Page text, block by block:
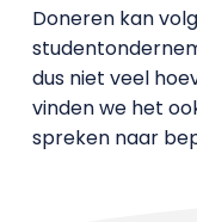
Doneren kan
dus niet veel
vinden we het
spreken naar